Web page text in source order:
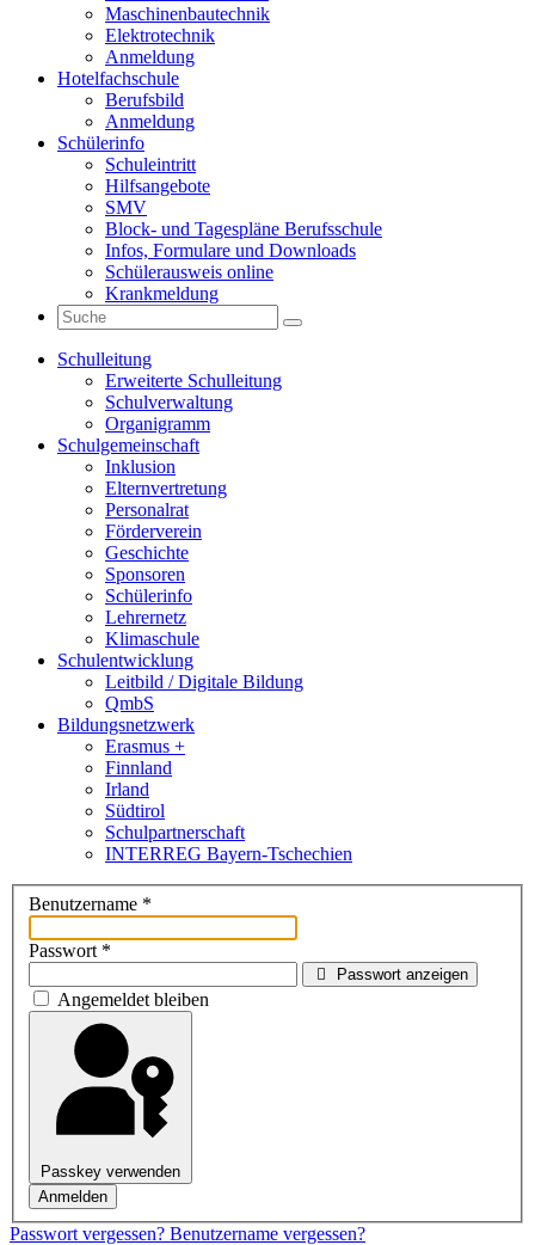
Maschinenbautechnik
Elektrotechnik
Anmeldung
Hotelfachschule
Berufsbild
Anmeldung
Schülerinfo
Schuleintritt
Hilfsangebote
SMV
Block- und Tagespläne Berufsschule
Infos, Formulare und Downloads
Schülerausweis online
Krankmeldung
Schulleitung
Erweiterte Schulleitung
Schulverwaltung
Organigramm
Schulgemeinschaft
Inklusion
Elternvertretung
Personalrat
Förderverein
Geschichte
Sponsoren
Schülerinfo
Lehrernetz
Klimaschule
Schulentwicklung
Leitbild / Digitale Bildung
QmbS
Bildungsnetzwerk
Erasmus +
Finnland
Irland
Südtirol
Schul­partner­schaft
INTERREG Bayern-Tschechien
Benutzername *
Passwort *
Passwort anzeigen
Angemeldet bleiben
Passkey verwenden
Anmelden
Passwort vergessen? Benutzername vergessen?